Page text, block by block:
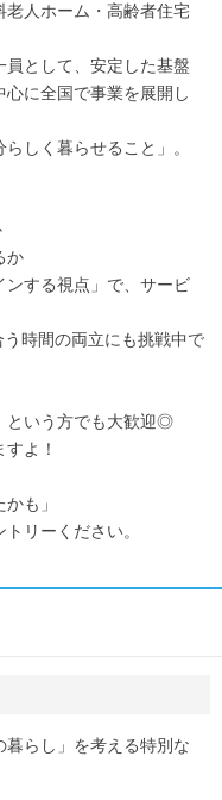
人ホーム・高齢者住宅
として、安定した基盤
に全国で事業を展開し
しく暮らせること」。
か
ンする視点」で、サービ
時間の両立にも挑戦中で
という方でも大歓迎◎
よ！
も」
リーください。
暮らし」を考える特別な